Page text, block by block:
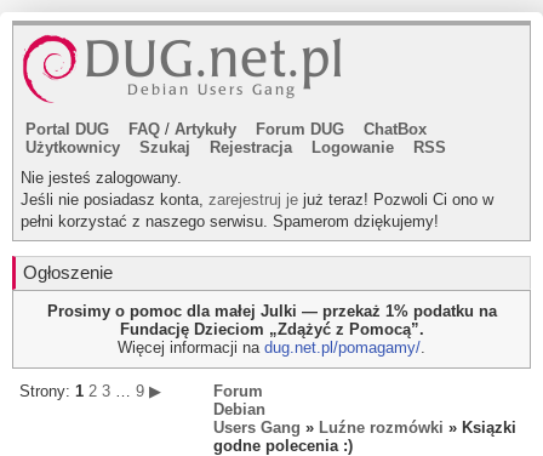
Portal DUG FAQ / Artykuły Forum DUG
ChatBox
Użytkownicy
Szukaj Rejestracja Logowanie
RSS
Nie jesteś zalogowany.
Jeśli nie posiadasz konta, zarejestruj je już teraz! Pozwoli Ci ono w
pełni korzystać z naszego serwisu. Spamerom dziękujemy!
Ogłoszenie
Prosimy o pomoc dla małej Julki — przekaż 1% podatku na
Fundację Dzieciom „Zdążyć z Pomocą”.
Więcej informacji na dug.net.pl/pomagamy/.
Strony: 1 2 3 … 9 ▶
Forum
Debian
Users Gang » Luźne rozmówki » Ksiązki
godne polecenia :)